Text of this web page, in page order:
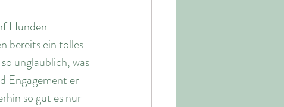
Hunden
bereits ein tolles
unglaublich, was
Engagement er
so gut es nur